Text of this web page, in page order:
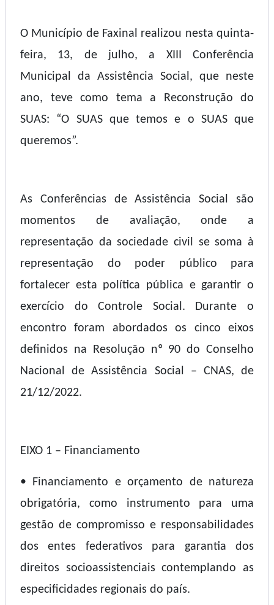
O Município de Faxinal realizou nesta quinta-
feira, 13, de julho, a XIII Conferência
Municipal da Assistência Social, que neste
ano, teve como tema a Reconstrução do
SUAS: “O SUAS que temos e o SUAS que
queremos”.
As Conferências de Assistência Social são
momentos de avaliação, onde a
representação da sociedade civil se soma à
representação do poder público para
fortalecer esta política pública e garantir o
exercício do Controle Social. Durante o
encontro foram abordados os cinco eixos
definidos na Resolução nº 90 do Conselho
Nacional de Assistência Social – CNAS, de
21/12/2022.
EIXO 1 – Financiamento
• Financiamento e orçamento de natureza
obrigatória, como instrumento para uma
gestão de compromisso e responsabilidades
dos entes federativos para garantia dos
direitos socioassistenciais contemplando as
especificidades regionais do país.